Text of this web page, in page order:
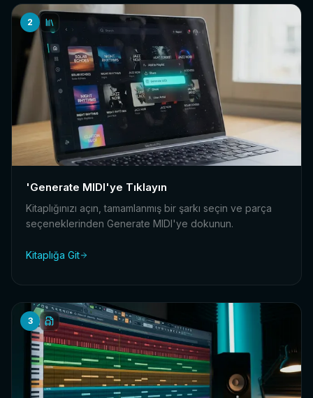
2
'Generate MIDI'ye Tıklayın
Kitaplığınızı açın, tamamlanmış bir şarkı seçin ve parça
seçeneklerinden Generate MIDI'ye dokunun.
Kitaplığa Git
3